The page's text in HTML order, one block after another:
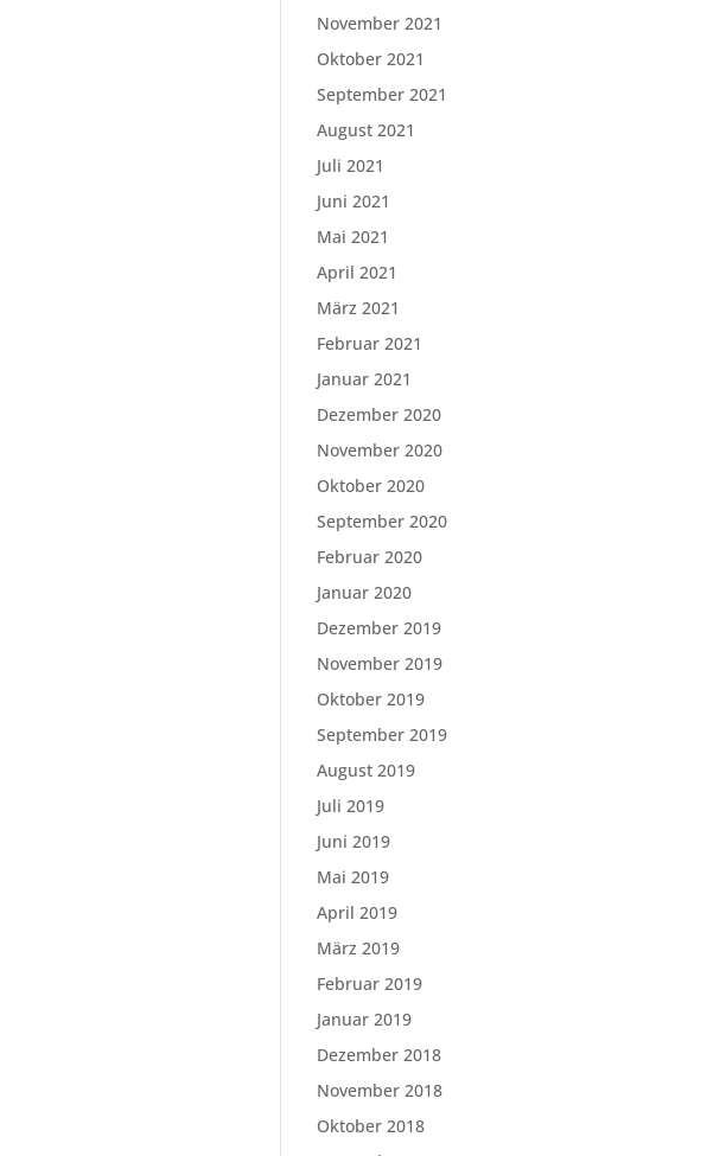
November 2021
Oktober 2021
September 2021
August 2021
Juli 2021
Juni 2021
Mai 2021
April 2021
März 2021
Februar 2021
Januar 2021
Dezember 2020
November 2020
Oktober 2020
September 2020
Februar 2020
Januar 2020
Dezember 2019
November 2019
Oktober 2019
September 2019
August 2019
Juli 2019
Juni 2019
Mai 2019
April 2019
März 2019
Februar 2019
Januar 2019
Dezember 2018
November 2018
Oktober 2018